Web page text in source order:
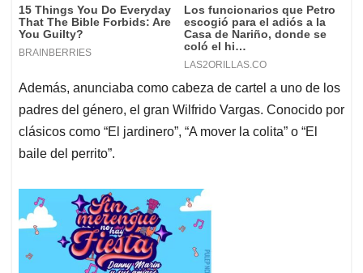
Además, anunciaba como cabeza de cartel a uno de los
padres del género, el gran Wilfrido Vargas. Conocido por
clásicos como “El jardinero”, “A mover la colita” o “El
baile del perrito”.